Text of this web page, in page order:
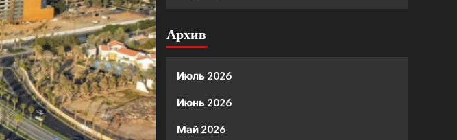
Архив
Июль 2026
Июнь 2026
Май 2026